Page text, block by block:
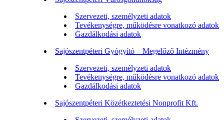
Szervezeti, személyzeti adatok
Tevékenységre, működésre vonatkozó adatok
Gazdálkodási adatok
Sajószentpéteri Gyógyító – Megelőző Intézmény
Szervezeti, személyzeti adatok
Tevékenységre, működésre vonatkozó adatok
Gazdálkodási adatok
Sajószentpéteri Közétkeztetési Nonprofit Kft.